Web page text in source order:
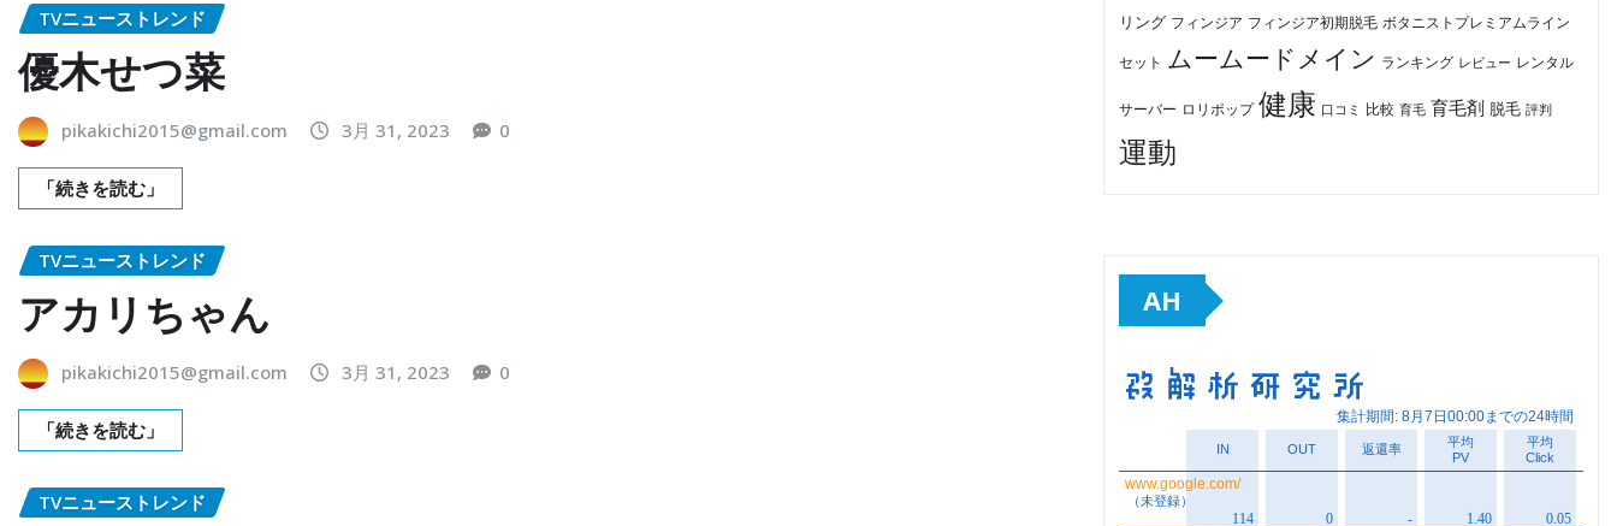
TVニューストレンド
優木せつ菜
pikakichi2015@gmail.com 3月 31, 2023 0
「続きを読む」
TVニューストレンド
アカリちゃん
pikakichi2015@gmail.com 3月 31, 2023 0
「続きを読む」
TVニューストレンド
リング フィンジア フィンジア初期脱毛 ボタニストプレミアムライン
セット ムームードメイン ランキング レビュー レンタル
サーバー ロリポップ 健康 口コミ 比較 育毛 育毛剤 脱毛 評判
運動
AH